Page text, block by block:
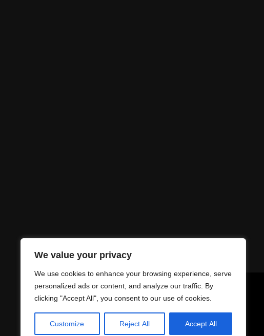
We value your privacy
We use cookies to enhance your browsing experience, serve
personalized ads or content, and analyze our traffic. By
clicking "Accept All", you consent to our use of cookies.
Customize Reject All Accept All